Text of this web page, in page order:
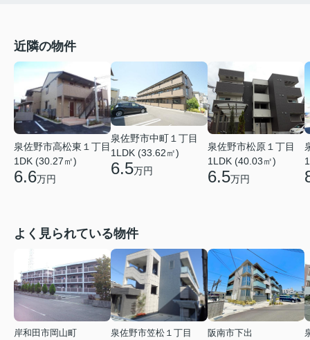
近隣の物件
泉佐野市高松東１丁目
1DK (30.27㎡)
6.6万円
泉佐野市中町１丁目
1LDK (33.62㎡)
6.5万円
泉佐野市松原１丁目
1LDK (40.03㎡)
6.5万円
よく見られている物件
岸和田市岡山町
泉佐野市笠松１丁目
阪南市下出